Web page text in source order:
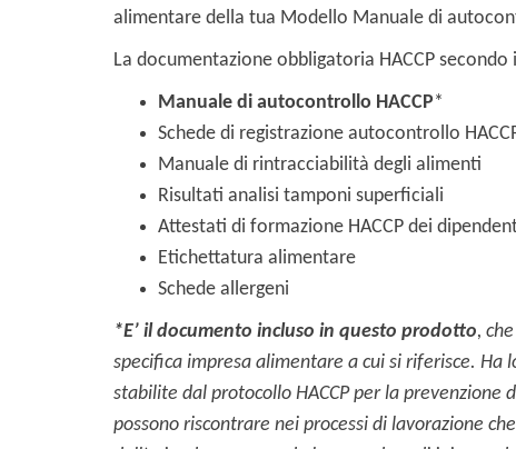
alimentare della tua Modello Manuale di
La documentazione obbligatoria HACCP
Manuale di autocontrollo HACCP*
Schede di registrazione autocontrollo
Manuale di rintracciabilità degli alimenti
Risultati analisi tamponi superficiali
Attestati di formazione HACCP dei
Etichettatura alimentare
Schede allergeni
*E’ il documento incluso in questo prodotto,
specifica impresa alimentare a cui si riferisce. Ha
stabilite dal protocollo HACCP per la
possono riscontrare nei processi di lavorazione